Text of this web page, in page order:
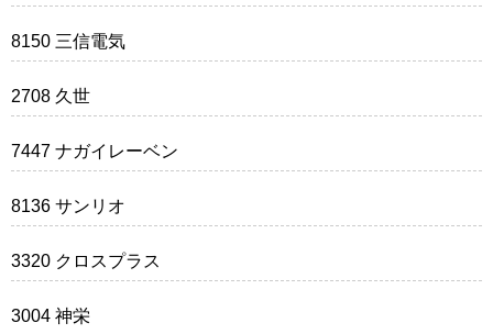
8150 三信電気
2708 久世
7447 ナガイレーベン
8136 サンリオ
3320 クロスプラス
3004 神栄